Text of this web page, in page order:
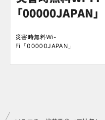
災害時無料Wi-
Fi「00000JAPAN」